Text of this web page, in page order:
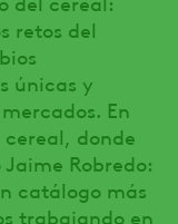
retos del
únicas y
En
donde
Robredo:
catálogo más
trabajando en